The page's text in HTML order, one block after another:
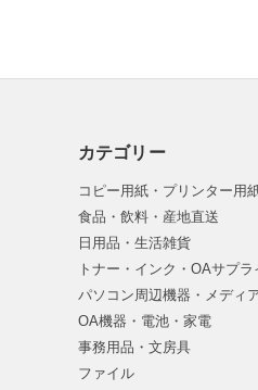
カテゴリー
コピー用紙・プリンター用
食品・飲料・産地直送
日用品・生活雑貨
トナー・インク・OAサプラ
パソコン周辺機器・メディ
OA機器・電池・家電
事務用品・文房具
ファイル